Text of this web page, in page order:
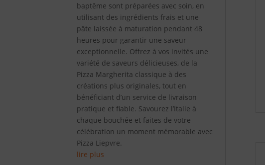
baptême sont préparées avec soin, en
utilisant des ingrédients frais et une
pâte laissée à maturation pendant 48
heures pour garantir une saveur
exceptionnelle. Offrez à vos invités une
variété de saveurs délicieuses, de la
Pizza Margherita classique à des
créations plus originales, tout en
bénéficiant d’un service de livraison
pratique et fiable. Savourez l’Italie à
chaque bouchée et faites de votre
célébration un moment mémorable avec
Pizza Liepvre.
lire plus